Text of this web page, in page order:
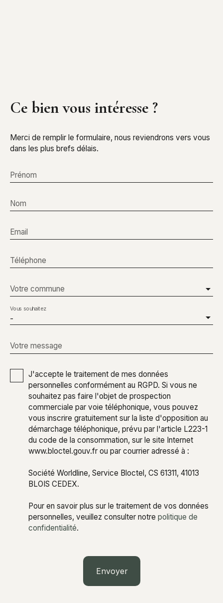
Ce bien vous intéresse ?
Merci de remplir le formulaire, nous reviendrons vers vous
dans les plus brefs délais.
Prénom
Nom
Email
Téléphone
Votre commune
-
Vous souhaitez
Votre message
J'accepte le traitement de mes données
personnelles conformément au RGPD. Si vous ne
souhaitez pas faire l'objet de prospection
commerciale par voie téléphonique, vous pouvez
vous inscrire gratuitement sur la liste d'opposition au
démarchage téléphonique, prévu par l'article L223-1
du code de la consommation, sur le site Internet
www.bloctel.gouv.fr ou par courrier adressé à :
Société Worldline, Service Bloctel, CS 61311, 41013
BLOIS CEDEX.
Pour en savoir plus sur le traitement de vos données
personnelles, veuillez consulter notre politique de
confidentialité.
Envoyer